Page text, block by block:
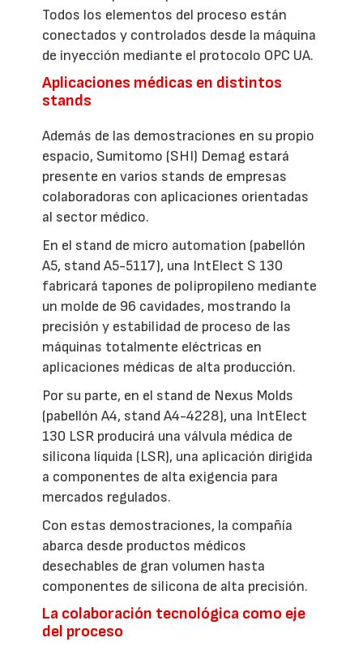
Todos los elementos del proceso están
conectados y controlados desde la máquina
de inyección mediante el protocolo OPC UA.
Aplicaciones médicas en distintos
stands
Además de las demostraciones en su propio
espacio, Sumitomo (SHI) Demag estará
presente en varios stands de empresas
colaboradoras con aplicaciones orientadas
al sector médico.
En el stand de micro automation (pabellón
A5, stand A5-5117), una IntElect S 130
fabricará tapones de polipropileno mediante
un molde de 96 cavidades, mostrando la
precisión y estabilidad de proceso de las
máquinas totalmente eléctricas en
aplicaciones médicas de alta producción.
Por su parte, en el stand de Nexus Molds
(pabellón A4, stand A4-4228), una IntElect
130 LSR producirá una válvula médica de
silicona líquida (LSR), una aplicación dirigida
a componentes de alta exigencia para
mercados regulados.
Con estas demostraciones, la compañía
abarca desde productos médicos
desechables de gran volumen hasta
componentes de silicona de alta precisión.
La colaboración tecnológica como eje
del proceso